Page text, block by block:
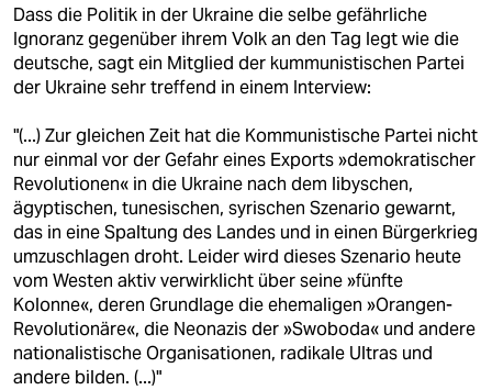
Dass die Politik in der Ukraine die selbe gefährliche
Ignoranz gegenüber ihrem Volk an den Tag legt wie die
deutsche, sagt ein Mitglied der kummunistischen Partei
der Ukraine sehr treffend in einem Interview:
"(...) Zur gleichen Zeit hat die Kommunistische Partei nicht
nur einmal vor der Gefahr eines Exports »demokratischer
Revolutionen« in die Ukraine nach dem libyschen,
ägyptischen, tunesischen, syrischen Szenario gewarnt,
das in eine Spaltung des Landes und in einen Bürgerkrieg
umzuschlagen droht. Leider wird dieses Szenario heute
vom Westen aktiv verwirklicht über seine »fünfte
Kolonne«, deren Grundlage die ehemaligen »Orangen-
Revolutionäre«, die Neonazis der »Swoboda« und andere
nationalistische Organisationen, radikale Ultras und
andere bilden. (...)"